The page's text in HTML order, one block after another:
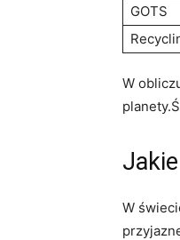
GOTS
W
W